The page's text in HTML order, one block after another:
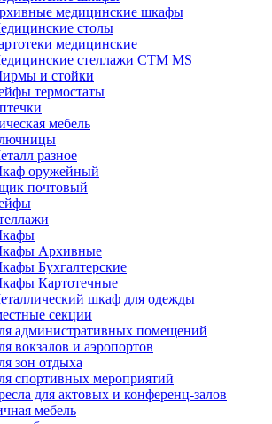
медицинские шкафы
столы
медицинские
стеллажи CTM MS
и стойки
термостаты
мебель
разное
оружейный
почтовый
Архивные
Бухгалтерские
Картотечные
шкаф для одежды
секции
административных помещений
вокзалов и аэропортов
зон отдыха
спортивных мероприятий
для актовых и конференц-залов
мебель